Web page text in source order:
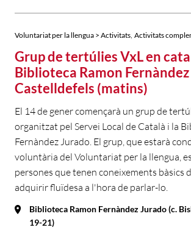
Voluntariat per la llengua > Activitats Activitats
Grup de tertúlies VxL en
Biblioteca Ramon
Castelldefels (matins)
El 14 de gener començarà un grup de
organitzat pel Servei Local de Català i la
Fernàndez Jurado. El grup, que estarà
voluntària del Voluntariat per la llengua,
persones que tenen coneixements bàsics
adquirir fluïdesa a l'hora de parlar-lo.
Biblioteca Ramon Fernàndez Jurado (c.
19-21)